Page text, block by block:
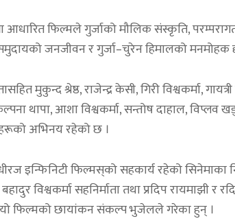
आधारित फिल्मले गुर्जाको मौलिक संस्कृति,
जनजीवन र गुर्जा–चुरेन हिमालको मनमोहक
मुकुन्द श्रेष्ठ, राजेन्द्र केसी, गिरी विश्वकर्मा,
थापा, आशा विश्वकर्मा, सन्तोष दाहाल, विप्लव
अभिनय रहेको छ ।
इन्फिनिटी फिल्मस्‌को सहकार्य रहेको सिनेमाका
विश्वकर्मा सहनिर्माता तथा प्रदिप रायमाझी र
यो फिल्मको छायांकन संकल्प भुजेलले गरेका हुन् ।